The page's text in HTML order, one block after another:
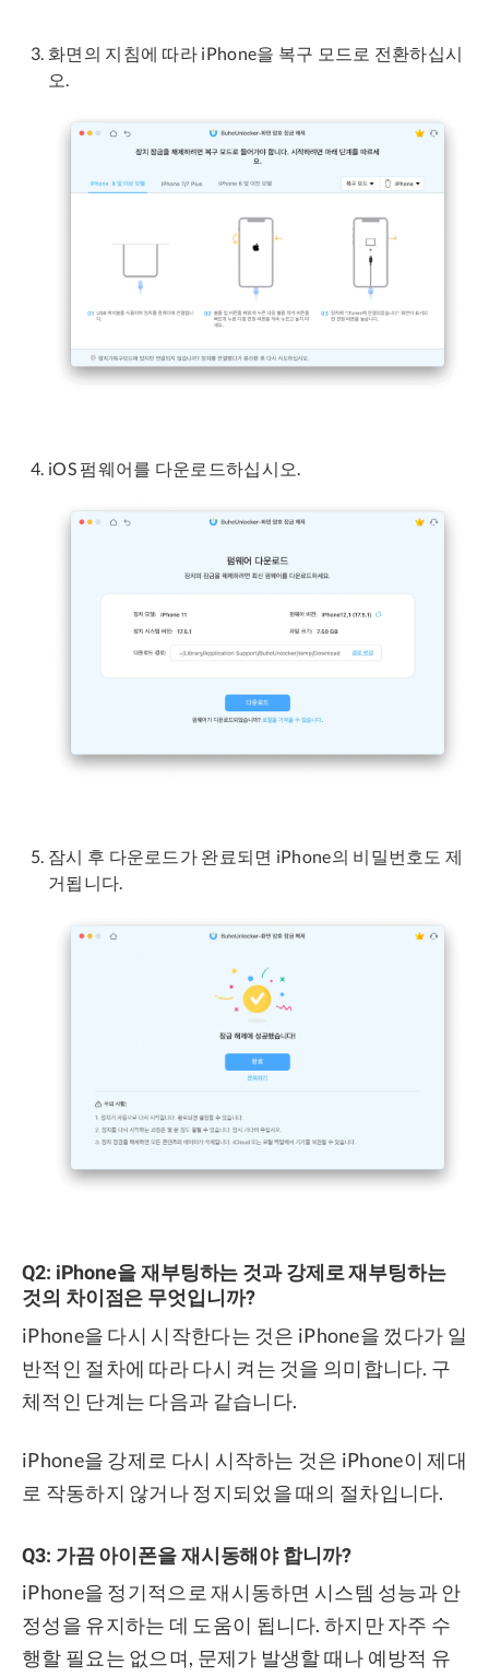
화면의 지침에 따라 iPhone을 복구 모드로 전환하십시
오.
iOS 펌웨어를 다운로드하십시오.
잠시 후 다운로드가 완료되면 iPhone의 비밀번호도 제
거됩니다.
Q2: iPhone을 재부팅하는 것과 강제로 재부팅하는
것의 차이점은 무엇입니까?
iPhone을 다시 시작한다는 것은 iPhone을 껐다가 일
반적인 절차에 따라 다시 켜는 것을 의미합니다. 구
체적인 단계는 다음과 같습니다.
iPhone을 강제로 다시 시작하는 것은 iPhone이 제대
로 작동하지 않거나 정지되었을 때의 절차입니다.
Q3: 가끔 아이폰을 재시동해야 합니까?
iPhone을 정기적으로 재시동하면 시스템 성능과 안
정성을 유지하는 데 도움이 됩니다. 하지만 자주 수
행할 필요는 없으며, 문제가 발생할 때나 예방적 유